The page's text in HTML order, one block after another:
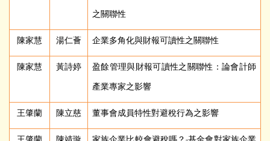
之關聯性
陳家慧 湯仁薈 企業多角化與財報可讀性之關聯性
陳家慧 黃詩婷
盈餘管理與財報可讀性之關聯性：論會計師
產業專家之影響
王肇蘭 陳立慈 董事會成員特性對避稅行為之影響